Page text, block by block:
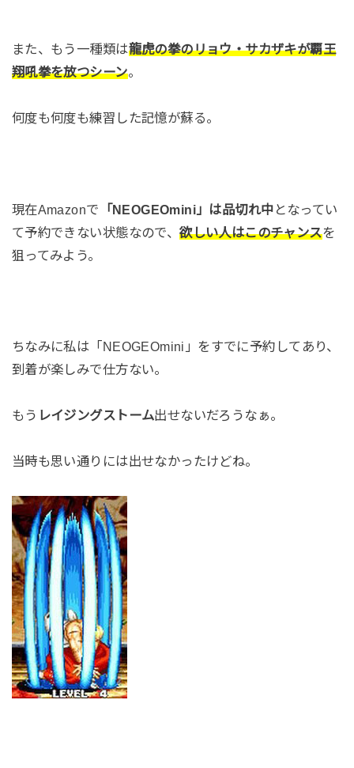
また、もう一種類は龍虎の拳のリョウ・サカザキが覇王
翔吼拳を放つシーン。
何度も何度も練習した記憶が蘇る。
現在Amazonで 「NEOGEOmini」は品切れ中 となってい
て予約できない状態なので、欲しい人はこのチャンスを
狙ってみよう。
ちなみに私は「NEOGEOmini」をすでに予約してあり、
到着が楽しみで仕方ない。
もう レイジングストーム出せないだろうなぁ。
当時も思い通りには出せなかったけどね。